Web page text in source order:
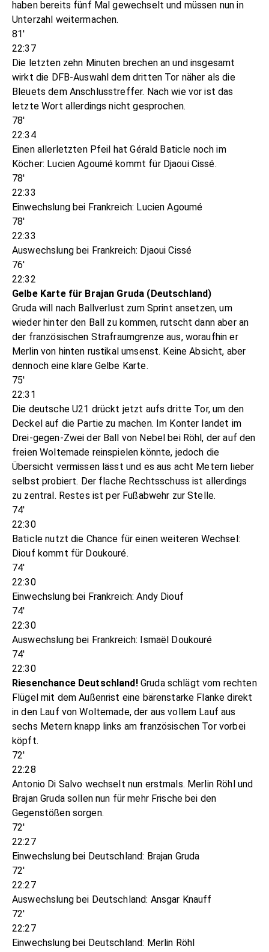
haben bereits fünf Mal gewechselt und müssen nun in
Unterzahl weitermachen.
81'
22:37
Die letzten zehn Minuten brechen an und insgesamt
wirkt die DFB-Auswahl dem dritten Tor näher als die
Bleuets dem Anschlusstreffer. Nach wie vor ist das
letzte Wort allerdings nicht gesprochen.
78'
22:34
Einen allerletzten Pfeil hat Gérald Baticle noch im
Köcher: Lucien Agoumé kommt für Djaoui Cissé.
78'
22:33
Einwechslung bei Frankreich: Lucien Agoumé
78'
22:33
Auswechslung bei Frankreich: Djaoui Cissé
76'
22:32
Gelbe Karte für Brajan Gruda (Deutschland)
Gruda will nach Ballverlust zum Sprint ansetzen, um
wieder hinter den Ball zu kommen, rutscht dann aber an
der französischen Strafraumgrenze aus, woraufhin er
Merlin von hinten rustikal umsenst. Keine Absicht, aber
dennoch eine klare Gelbe Karte.
75'
22:31
Die deutsche U21 drückt jetzt aufs dritte Tor, um den
Deckel auf die Partie zu machen. Im Konter landet im
Drei-gegen-Zwei der Ball von Nebel bei Röhl, der auf den
freien Woltemade reinspielen könnte, jedoch die
Übersicht vermissen lässt und es aus acht Metern lieber
selbst probiert. Der flache Rechtsschuss ist allerdings
zu zentral. Restes ist per Fußabwehr zur Stelle.
74'
22:30
Baticle nutzt die Chance für einen weiteren Wechsel:
Diouf kommt für Doukouré.
74'
22:30
Einwechslung bei Frankreich: Andy Diouf
74'
22:30
Auswechslung bei Frankreich: Ismaël Doukouré
74'
22:30
Riesenchance Deutschland!Gruda schlägt vom rechten
Flügel mit dem Außenrist eine bärenstarke Flanke direkt
in den Lauf von Woltemade, der aus vollem Lauf aus
sechs Metern knapp links am französischen Tor vorbei
köpft.
72'
22:28
Antonio Di Salvo wechselt nun erstmals. Merlin Röhl und
Brajan Gruda sollen nun für mehr Frische bei den
Gegenstößen sorgen.
72'
22:27
Einwechslung bei Deutschland: Brajan Gruda
72'
22:27
Auswechslung bei Deutschland: Ansgar Knauff
72'
22:27
Einwechslung bei Deutschland: Merlin Röhl